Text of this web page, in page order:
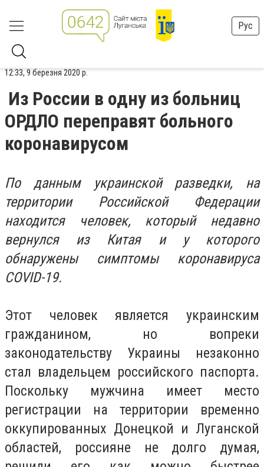
Рус
12:33, 9 березня 2020 р.
Из России в одну из больниц
ОРДЛО переправят больного
коронавирусом
По данным украинской разведки, на
территории Российской Федерации
находится человек, который недавно
вернулся из Китая и у которого
обнаружены симптомы коронавируса
COVID-19.
Этот человек является украинским
гражданином, но вопреки
законодательству Украины незаконно
стал владельцем российского паспорта.
Поскольку мужчина имеет место
регистрации на территории временно
оккупированных Донецкой и Луганской
областей, россияне не долго думая,